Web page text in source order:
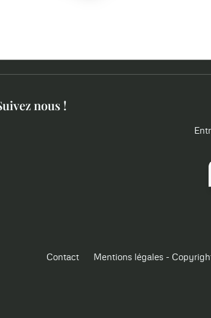
nous !
Contact Mentions légales -